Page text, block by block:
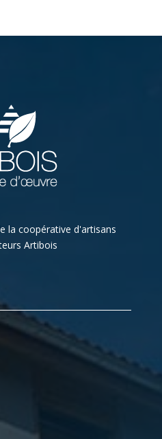
la coopérative d'artisans
Artibois